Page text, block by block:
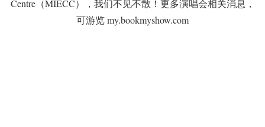
Centre（MIECC），我们不见不散！更多演唱会相关消息，
可游览 my.bookmyshow.com